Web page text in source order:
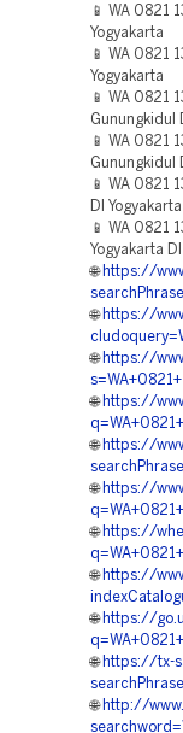
📱 WA 0821
Yogyakarta
📱 WA 0821
Yogyakarta
📱 WA 0821
Gunungkidul
📱 WA 0821
Gunungkidul
📱 WA 0821
DI Yogyakarta
📱 WA 0821
Yogyakarta
🌐 https://
🌐 https://
🌐 https://
🌐 https://
🌐 https://
🌐 https://
🌐 https://
🌐 https://
🌐 https://
🌐 https://tx-
🌐 http://